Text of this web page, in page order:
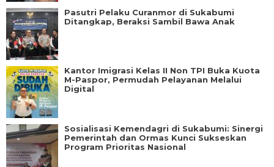
Pasutri Pelaku Curanmor di Sukabumi
Ditangkap, Beraksi Sambil Bawa Anak
Kantor Imigrasi Kelas II Non TPI Buka Kuota
M-Paspor, Permudah Pelayanan Melalui
Digital
Sosialisasi Kemendagri di Sukabumi: Sinergi
Pemerintah dan Ormas Kunci Sukseskan
Program Prioritas Nasional